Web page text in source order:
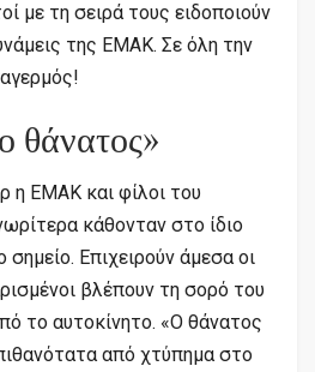
με τη σειρά τους ειδοποιούν
της ΕΜΑΚ. Σε όλη την
θάνατος»
η ΕΜΑΚ και φίλοι του
κάθονταν στο ίδιο
Επιχειρούν άμεσα οι
βλέπουν τη σορό του
το αυτοκίνητο. «Ο θάνατος
από χτύπημα στο